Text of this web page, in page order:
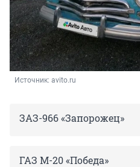
Источник: avito.ru
ЗАЗ-966 «Запорожец»
ГАЗ М-20 «Победа»